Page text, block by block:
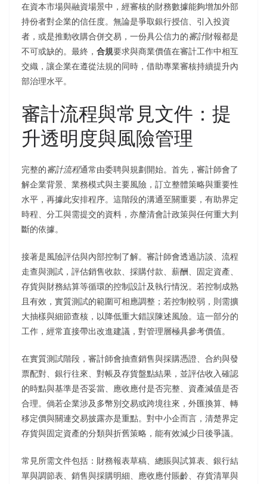
在資本市場與融資場景中，經審核的財務數據能夠增加外部
持份者對企業的信任度。無論是爭取銀行授信、引入投資
者，或是推動收購合併交易，一份具公信力的審計財報都是
不可或缺的。最終， 合規要求與商業價值在審計工作中相互
交織，讓企業在遵從法規的同時，借助專業審核持續提升內
部治理水平。
審計流程與常見文件：提
升透明度與風險管理
完整的審計流程通常由委聘與規劃開始。首先，審計師會了
解企業背景、業務模式與主要風險，訂立整體策略與重要性
水平，再據此安排程序。這階段的溝通至關重要，有助界定
時程、分工與需提交的資料，亦釐清會計政策與任何重大判
斷的依據。
接著是風險評估與內部控制了解。審計師會透過訪談、流程
走查與測試，評估銷售收款、採購付款、薪酬、固定資產、
存貨與財務結算等循環的控制設計及執行情況。若控制成熟
且有效，實質測試的範圍可相應調整；若控制較弱，則需擴
大抽樣與細節查核，以降低重大錯誤陳述風險。這一部分的
工作，經常直接帶出改進建議，對管理層極具參考價值。
在實質測試階段，審計師會抽查銷售與採購憑證、合約與發
票配對、銀行往來、對帳及存貨盤點結果，並評估收入確認
的時點與基準是否妥當、應收應付是否完整、資產減值是否
合理。倘若企業涉及多幣別交易或跨境往來，外匯換算、轉
移定價與關連交易披露亦是重點。對中小企而言，清楚界定
存貨與固定資產的分類與折舊策略，能有效減少日後爭議。
常見所需文件包括：財務報表草稿、總賬與試算表、銀行結
單與調節表、銷售與採購明細、應收應付賬齡、存貨清單與